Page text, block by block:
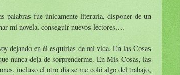
palabras fue únicamente literaria, disponer de un
mi novela, conseguir nuevos lectores,…
dejando en él esquirlas de mi vida. En las Cosas
nunca deja de sorprenderme. En Mis Cosas, las
incluso el otro día se me coló algo del trabajo,